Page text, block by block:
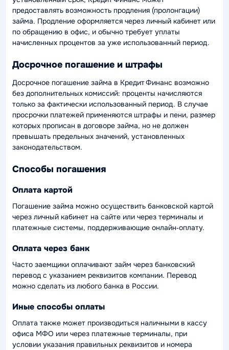
предоставлять возможность продления (пролонгации)
займа. Продление оформляется через личный кабинет или
по обращению в офис, и обычно требует уплаты
начисленных процентов за уже использованный период.
Досрочное погашение и штрафы
Досрочное погашение займа в Кредит Финанс возможно
без дополнительных комиссий: проценты начисляются
только за фактически использованный период. В случае
просрочки платежей применяются штрафы и пени, размер
которых прописан в договоре займа, но не должен
превышать предельных значений, установленных
законодательством.
Способы погашения
Оплата картой
Погашение займа можно осуществить банковской картой
через личный кабинет на сайте или через терминалы и
платежные системы, поддерживающие онлайн‑оплату.
Оплата через банк
Часто заемщики оплачивают займ через банковский
перевод с указанием реквизитов компании. Перевод
можно сделать из любого банка в России.
Иные способы оплаты
Оплата также может производиться наличными в кассу
офиса МФО или через платежные терминалы, при
условии указания правильных реквизитов и номера